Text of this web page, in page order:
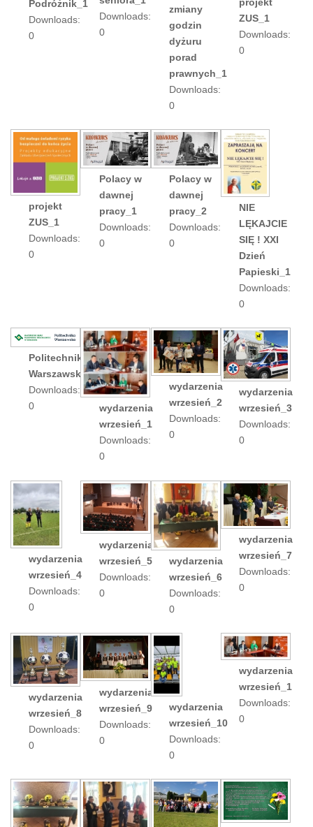
Podróżnik_1
Downloads:
0
Downloads:
0
zmiany
godzin
dyżuru
porad
prawnych_1
Downloads:
0
ZUS_1
Downloads:
0
projekt
ZUS_1
Downloads:
0
Polacy w
dawnej
pracy_1
Downloads:
0
Polacy w
dawnej
pracy_2
Downloads:
0
NIE
LĘKAJCIE
SIĘ ! XXI
Dzień
Papieski_1
Downloads:
0
Politechnika
Warszawska_1
Downloads:
0
wydarzenia
wrzesień_1
Downloads:
0
wydarzenia
wrzesień_2
Downloads:
0
wydarzenia
wrzesień_3
Downloads:
0
wydarzenia
wrzesień_4
Downloads:
0
wydarzenia
wrzesień_5
Downloads:
0
wydarzenia
wrzesień_6
Downloads:
0
wydarzenia
wrzesień_7
Downloads:
0
wydarzenia
wrzesień_8
Downloads:
0
wydarzenia
wrzesień_9
Downloads:
0
wydarzenia
wrzesień_10
Downloads:
0
wydarzenia
wrzesień_1
Downloads:
0